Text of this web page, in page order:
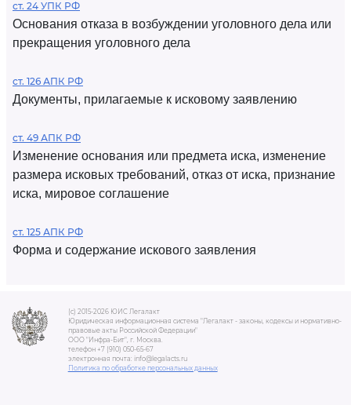
ст. 24 УПК РФ
Основания отказа в возбуждении уголовного дела или
прекращения уголовного дела
ст. 126 АПК РФ
Документы, прилагаемые к исковому заявлению
ст. 49 АПК РФ
Изменение основания или предмета иска, изменение
размера исковых требований, отказ от иска, признание
иска, мировое соглашение
ст. 125 АПК РФ
Форма и содержание искового заявления
(c) 2015-2026 ЮИС Легалакт
Юридическая информационная система "Легалакт - законы, кодексы и нормативно-
правовые акты Российской Федерации"
ООО "Инфра-Бит", г. Москва.
телефон +7 (910) 050-65-67
электронная почта: info@legalacts.ru
Политика по обработке персональных данных